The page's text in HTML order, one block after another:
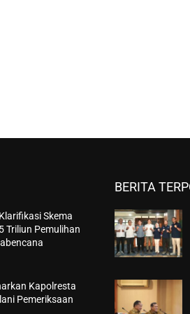
Skema
Triliun Pemulihan
Kapolresta
Pemeriksaan
BERITA